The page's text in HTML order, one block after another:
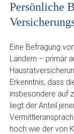
Persönliche
Eine Befragung
Ländern – primär
Erkenntnis, dass
insbesondere auf
liegt der Anteil
hoch wie der von